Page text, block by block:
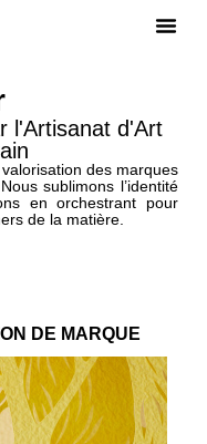
l'Artisanat d'Art
des marques
sublimons l’identité
en orchestrant pour
de la matière.
DE MARQUE